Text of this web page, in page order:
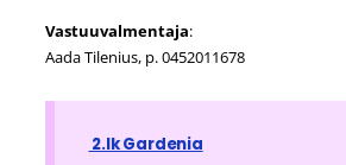
Vastuuvalmentaja:
Aada Tilenius, p. 0452011678
2.lk Gardenia